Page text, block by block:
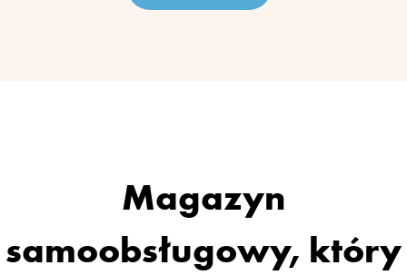
Magazyn
samoobsługowy, który